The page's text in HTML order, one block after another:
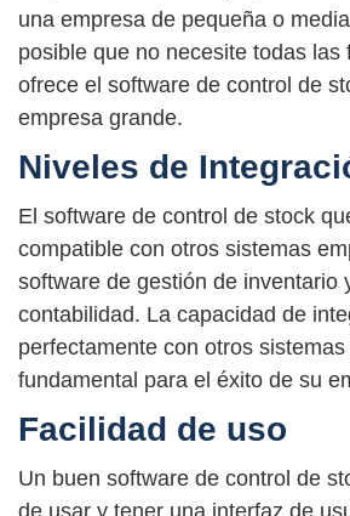
una empresa de pequeña o
posible que no necesite todas las
ofrece el software de control de
empresa grande.
Niveles de
El software de control de stock
compatible con otros sistemas
software de gestión de inventario
contabilidad. La capacidad de
perfectamente con otros
fundamental para el éxito de su
Facilidad de uso
Un buen software de control de